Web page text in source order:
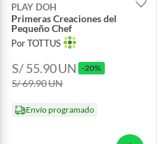
PLAY DOH
Primeras Creaciones del
Pequeño Chef
Por TOTTUS
S/ 55.90UN -20%
S/ 69.90UN
Envío programado